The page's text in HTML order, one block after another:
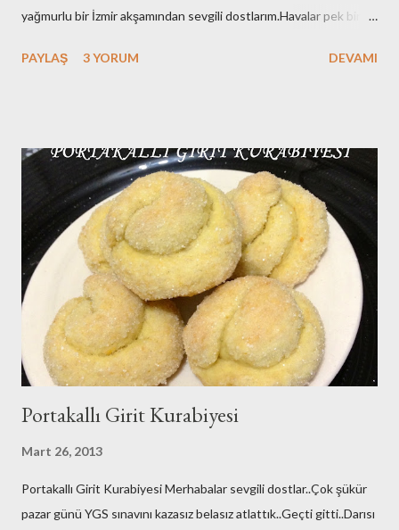
yağmurlu bir İzmir akşamından sevgili dostlarım.Havalar pek bir
değil.Ara da bir soğuyor kışın varlığını hissettiriyor sonra
onların doğasında bu var çünkü!! Ben burada yeni yazımı
hazırlarken eşim de Galatasaray-Akhisarspor maçını izliyor diğer
tarafta. Fenerbahçe taraftarı olduğunu da belirteyim bu arada😊
Yan gözle baktım An itibariyle 1-0 yeniliyor Galatasaray 😊Yazımı
tamamladığımda maç sonucunu iletirim merak etmeyin😉😉Milli
maçlar dışında ki maçlar çok ilgimi çekmiyor anladığınız üzere.. ...
PAYLAŞ 3 YORUM DEVAMI
Portakallı Girit Kurabiyesi
Mart 26, 2013
Portakallı Girit Kurabiyesi Merhabalar sevgili dostlar..Çok şükür
pazar günü YGS sınavını kazasız belasız atlattık..Geçti gitti..Darısı